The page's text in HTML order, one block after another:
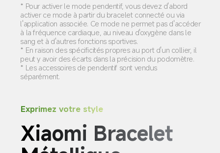
* Pour activer le mode pendentif, vous devez d'abord
activer ce mode à partir du bracelet connecté ou via
l'application associée. Ce mode ne permet pas d'accéder
à la fréquence cardiaque, au niveau d'oxygène dans le
sang et à d'autres fonctions sportives.
* En raison des spécificités propres au port d'un collier, il
peut y avoir des écarts dans la précision du podomètre.
* Les accessoires de pendentif sont vendus
séparément.
Exprimez votre style
Xiaomi Bracelet